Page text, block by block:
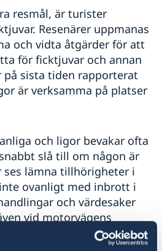
resmål, är turister
Resenärer uppmanas
och vidta åtgärder för att
för ficktjuvar och annan
på sista tiden rapporterat
är verksamma på platser
och ligor bevakar ofta
slå till om någon är
ses lämna tillhörigheter i
ovanligt med inbrott i
och värdesaker
vid motorvägens